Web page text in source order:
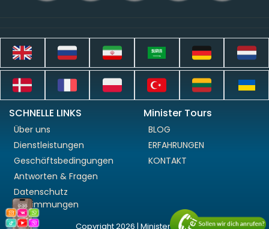
SCHNELLE LINKS
Über uns
Dienstleistungen
Geschäftsbedingungen
Antworten & Fragen
Datenschutz
Bestimmungen
Minister Tours
BLOG
ERFAHRUNGEN
KONTAKT
Copyright 2026 | Minister Tours